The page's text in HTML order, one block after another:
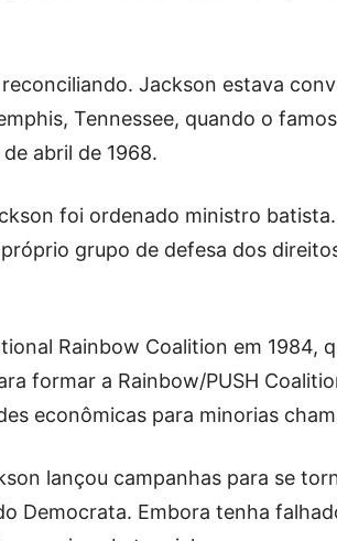
Jackson estava
Tennessee, quando o
abril de 1968.
foi ordenado ministro batista.
grupo de defesa dos
Rainbow Coalition em 1984,
formar a Rainbow/PUSH
econômicas para minorias
lançou campanhas para se
Democrata. Embora tenha